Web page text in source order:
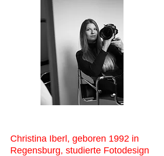
Christina Iberl, geboren 1992 in
Regensburg, studierte Fotodesign